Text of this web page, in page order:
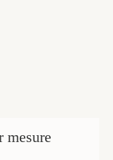
mesure